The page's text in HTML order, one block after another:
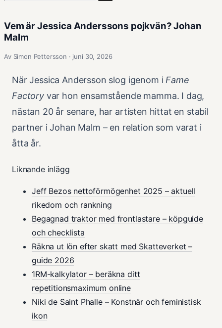
Vem är Jessica Anderssons pojkvän? Johan
Malm
Av Simon Pettersson · juni 30, 2026
När Jessica Andersson slog igenom i Fame
Factoryvar hon ensamstående mamma. I dag,
nästan 20 år senare, har artisten hittat en stabil
partner i Johan Malm – en relation som varat i
åtta år.
Liknande inlägg
Jeff Bezos nettoförmögenhet 2025 – aktuell
rikedom och rankning
Begagnad traktor med frontlastare – köpguide
och checklista
Räkna ut lön efter skatt med Skatteverket –
guide 2026
1RM-kalkylator – beräkna ditt
repetitionsmaximum online
Niki de Saint Phalle – Konstnär och feministisk
ikon